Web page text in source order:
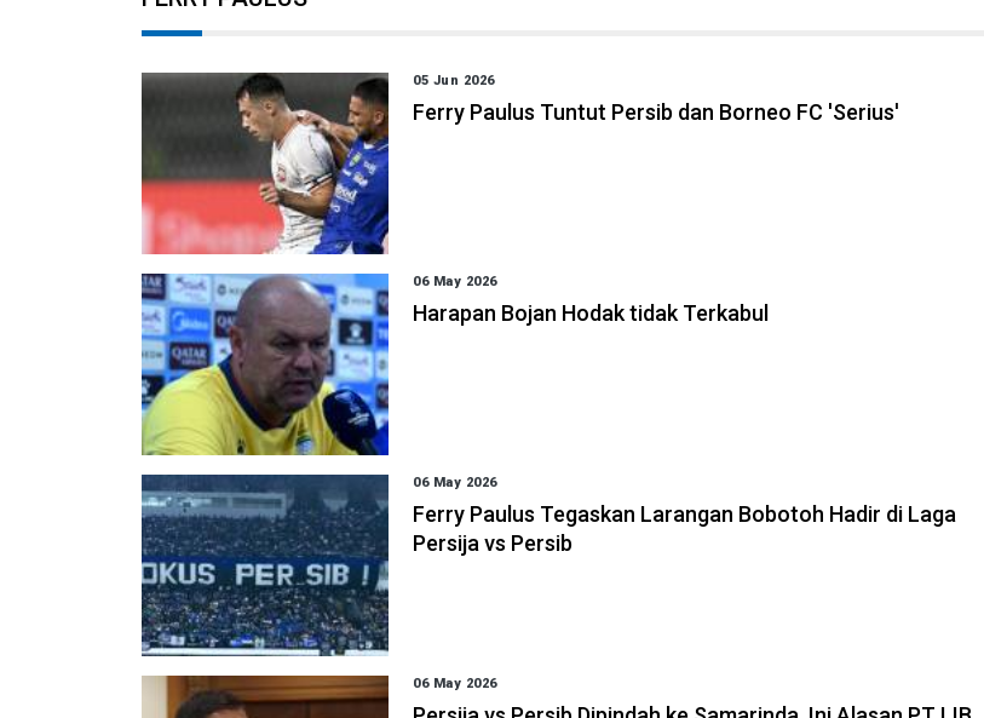
05 Jun 2026
Ferry Paulus Tuntut Persib dan Borneo FC 'Serius'
06 May 2026
Harapan Bojan Hodak tidak Terkabul
06 May 2026
Ferry Paulus Tegaskan Larangan Bobotoh Hadir di Laga
Persija vs Persib
06 May 2026